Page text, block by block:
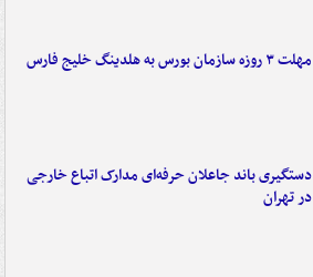
مهلت ۳ روزه سازمان بورس به هلدینگ خلیج فارس
دستگیری باند جاعلان حرفه‌ای مدارک اتباع خارجی
در تهران